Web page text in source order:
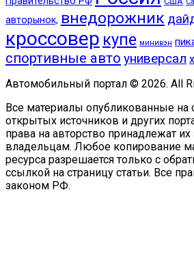
авторынок, внедорожник
кроссовер купе минивэн
спортивные авто универсал
Автомобильный портал © 2026. All
Все материалы опубликованные на
открытых источников и других
права на авторство принадлежат
владельцам. Любое копирование
ресурса разрешается только с
ссылкой на страницу статьи. Все
законом РФ.